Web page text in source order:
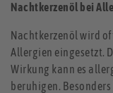
Nachtkerzenöl bei
Nachtkerzenöl wird
Allergien eingesetzt.
Wirkung kann es
beruhigen.